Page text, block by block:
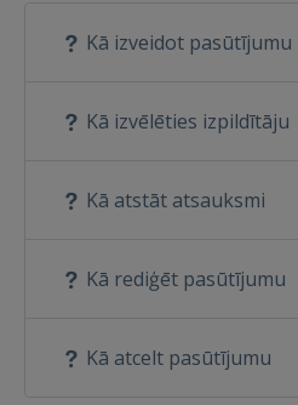
Kā izveidot pasūtījumu
Kā izvēlēties izpildītāju
Kā atstāt atsauksmi
Kā rediģēt pasūtījumu
Kā atcelt pasūtījumu